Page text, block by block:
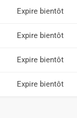
Expire bientôt
Expire bientôt
Expire bientôt
Expire bientôt